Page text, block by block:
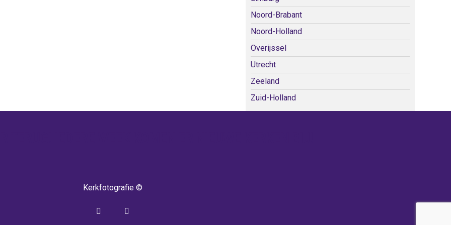
Noord-Brabant
Noord-Holland
Overijssel
Utrecht
Zeeland
Zuid-Holland
Kerkfotografie ©